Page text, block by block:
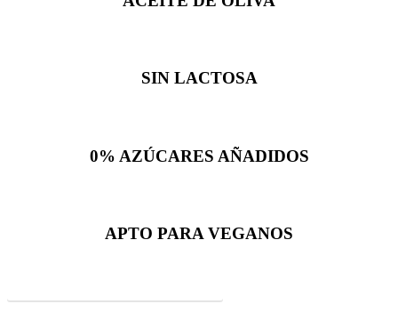
SINLACTOSA
0% AZÚCARES AÑADIDOS
APTO PARA VEGANOS